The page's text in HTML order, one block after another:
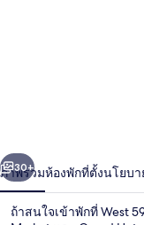
า
ถัดไป
30+
ภาพรวมห้องพักที่ตั้งนโยบา
ถ้าสนใจเข้าพักที่ West